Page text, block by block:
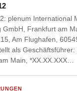
plenum International
GmbH, Frankfurt am
Am Flughafen,
als Geschäftsführer:
Main, *XX.XX.XXX…